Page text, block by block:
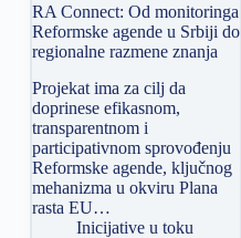
RA Connect: Od monitoringa
Reformske agende u Srbiji do
regionalne razmene znanja
Projekat ima za cilj da
doprinese efikasnom,
transparentnom i
participativnom sprovođenju
Reformske agende, ključnog
mehanizma u okviru Plana
rasta EU…
Inicijative u toku